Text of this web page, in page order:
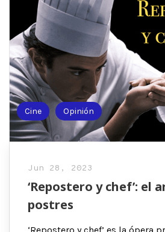
Cine Opinión
Jun 28, 2023
‘Repostero y chef’: el
postres